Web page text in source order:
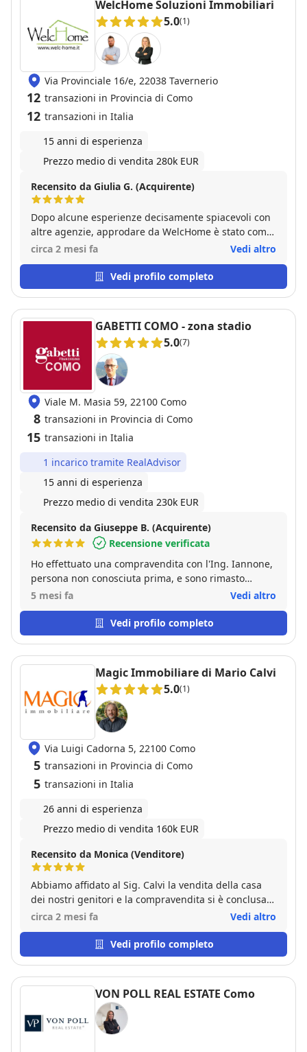
WelcHome Soluzioni Immobiliari
5.0(1)
Via Provinciale 16/e, 22038 Tavernerio
12 transazioni in Provincia di Como
12 transazioni in Italia
15 anni di esperienza
Prezzo medio di vendita 280k EUR
Recensito da Giulia G. (Acquirente)
Dopo alcune esperienze decisamente spiacevoli con
altre agenzie, approdare da WelcHome è stato come
trovare un'oasi nel deserto. Tutto il team si è
ringraziamento speciale va a Elena Puzone, che è
stata semplicemente fantastica. Abbiamo acquistato
la maggior parte del tempo non avevamo la minima
idea di cosa stessimo facendo. Elena ha mostrato
una pazienza da santa, sopportandoci e
supportandoci in ogni momento. Ha risposto a ogni
nostra domanda con un'efficacia e un'esperienza
disarmanti, anche quando ha dovuto spiegarci le
stesse cose per la decima volta. Sempre disponibile,
preparatissima e dotata di una calma invidiabile. Se
cercate qualcuno che non solo vi trovi casa, ma che
panico, Elena e l'agenzia WelcHome sono una
garanzia assoluta. Grazie ancora di tutto!
circa 2 mesi fa Vedi altro
Vedi profilo completo
GABETTI COMO - zona stadio
5.0(7)
Viale M. Masia 59, 22100 Como
8 transazioni in Provincia di Como
15 transazioni in Italia
1 incarico tramite RealAdvisor
15 anni di esperienza
Prezzo medio di vendita 230k EUR
Recensito da Giuseppe B. (Acquirente)
Recensione verificata
Ho effettuato una compravendita con l'Ing. Iannone,
persona non conosciuta prima, e sono rimasto
pienamente soddisfatto. Mi ha seguito nelle varie
"dileguarsi" dopo la firma del compromesso, cosa
che purtroppo accade sovente. Persona gentile,
vivamente.
5 mesi fa Vedi altro
Vedi profilo completo
Magic Immobiliare di Mario Calvi
5.0(1)
Via Luigi Cadorna 5, 22100 Como
5 transazioni in Provincia di Como
5 transazioni in Italia
26 anni di esperienza
Prezzo medio di vendita 160k EUR
Recensito da Monica (Venditore)
Abbiamo affidato al Sig. Calvi la vendita della casa
dei nostri genitori e la compravendita si è conclusa
in tempi molto rapidi. Durante il percorso si è
nella comunicazione, tenendoci aggiornati sulle
varie fasi della trattativa. Nonostante alcune
risolte, la vendita si è conclusa positivamente. Lo
ringraziamo per la disponibilità e il supporto fornito.
circa 2 mesi fa Vedi altro
Vedi profilo completo
VON POLL REAL ESTATE Como